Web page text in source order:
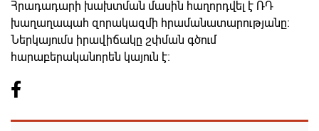
Հրադադարի խախտման մասին հաղորդվել է ՌԴ
խաղաղապահ զորակազմի հրամանատարությանը։
Ներկայումս իրավիճակը շփման գծում
հարաբերականորեն կայուն է։